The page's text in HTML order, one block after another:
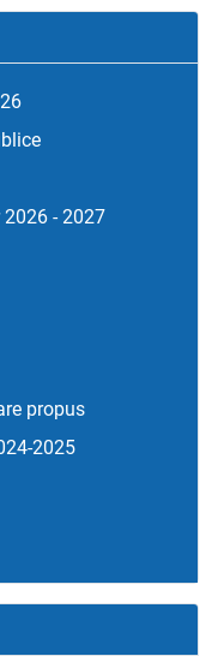
- 2027
propus
2025